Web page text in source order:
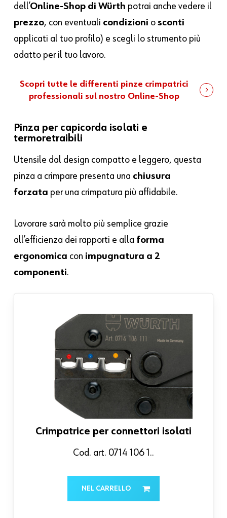
dell’Online-Shop di Würth potrai anche vedere il
prezzo, con eventuali condizioni osconti
applicati al tuo profilo) e scegli lo strumento più
adatto per il tuo lavoro.
Scopri tutte le differenti pinze crimpatrici
professionali sul nostro Online-Shop
Pinza per capicorda isolati e
termoretraibili
Utensile dal design compatto e leggero, questa
pinza a crimpare presenta una chiusura
forzata per una crimpatura più affidabile.
Lavorare sarà molto più semplice grazie
all’efficienza dei rapporti e alla forma
ergonomica con impugnatura a 2
componenti.
Crimpatrice per connettori isolati
Cod. art. 0714 106 1..
NEL CARRELLO